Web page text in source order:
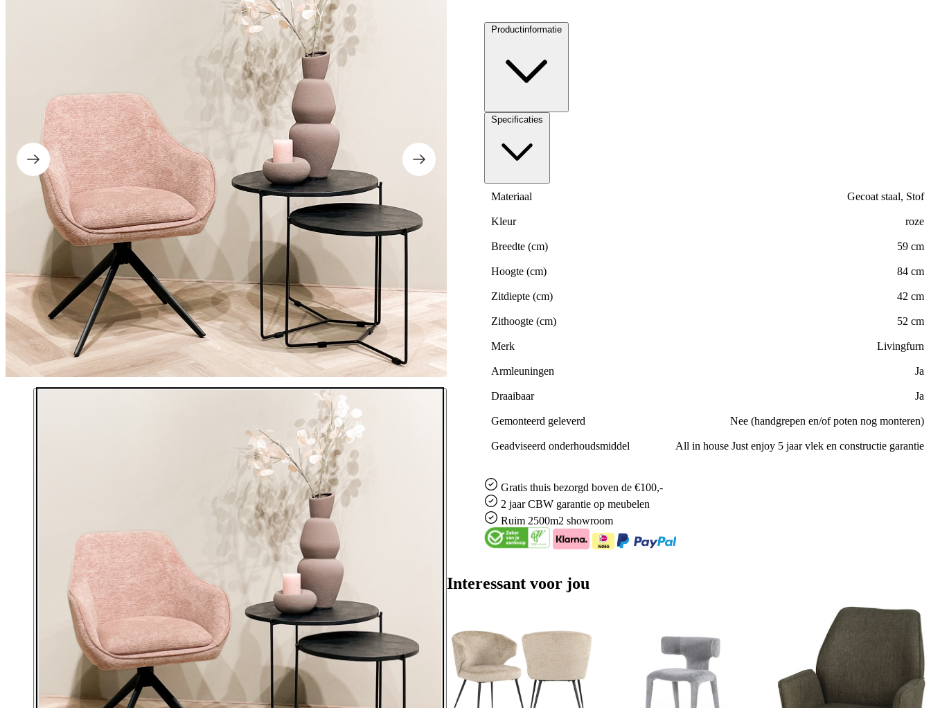
Productinformatie
Specificaties
Materiaal Gecoat staal, Stof
Kleur roze
Breedte (cm) 59 cm
Hoogte (cm) 84 cm
Zitdiepte (cm) 42 cm
Zithoogte (cm) 52 cm
Merk Livingfurn
Armleuningen Ja
Draaibaar Ja
Gemonteerd geleverd Nee (handgrepen en/of poten nog monteren)
Geadviseerd onderhoudsmiddel All in house Just enjoy 5 jaar vlek en constructie garantie
Gratisthuis bezorgd boven de €100,-
2 jaar CBW garantieop meubelen
Ruim 2500m2 showroom
Interessant voor jou